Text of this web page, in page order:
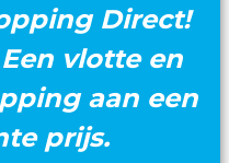
Direct!
vlotte en
aan een
prijs.